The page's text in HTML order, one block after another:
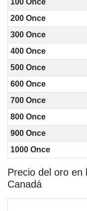
200 Once
300 Once
400 Once
500 Once
600 Once
700 Once
800 Once
900 Once
1000 Once
Precio del oro en
Canadá